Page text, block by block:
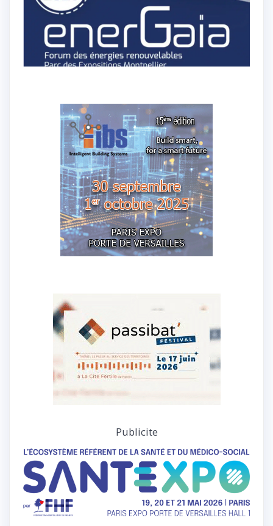
Publicite